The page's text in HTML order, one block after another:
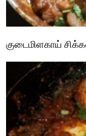
குடைமிளகாய்